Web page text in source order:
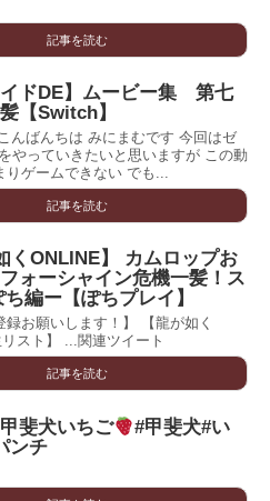
記事を読む
イドDE】ムービー集 第七
【Switch】
んばんちは みにまむです 今回はゼ
やっていきたいと思いますが この動
りゲームできない でも...
記事を読む
くONLINE】 カムロップお
ォーシャイン危機一髪！ス
編ー【ぽちプレイ】
録お願いします！】 【龍が如く
スト】 ...関連ツイート
記事を読む
斐犬いちご
#甲斐犬#い
ンチ